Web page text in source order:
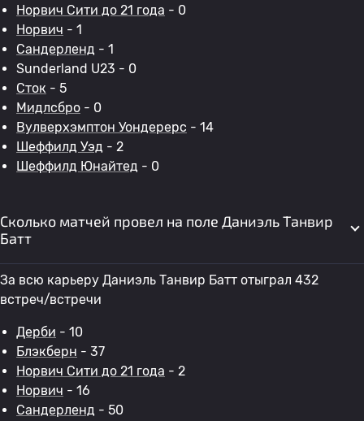
Норвич Сити до 21 года - 0
Норвич - 1
Сандерленд - 1
Sunderland U23 - 0
Сток - 5
Мидлсбро - 0
Вулверхэмптон Уондерерс - 14
Шеффилд Уэд - 2
Шеффилд Юнайтед - 0
Сколько матчей провел на поле Даниэль Танвир
Батт
За всю карьеру Даниэль Танвир Батт отыграл 432
встреч/встречи
Дерби - 10
Блэкберн - 37
Норвич Сити до 21 года - 2
Норвич - 16
Сандерленд - 50